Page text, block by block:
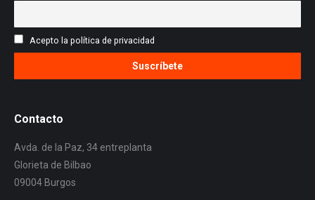
Acepto la política de privacidad
Contacto
Avda. de la Paz, 34 entreplanta
Glorieta de Bilbao
09004 Burgos